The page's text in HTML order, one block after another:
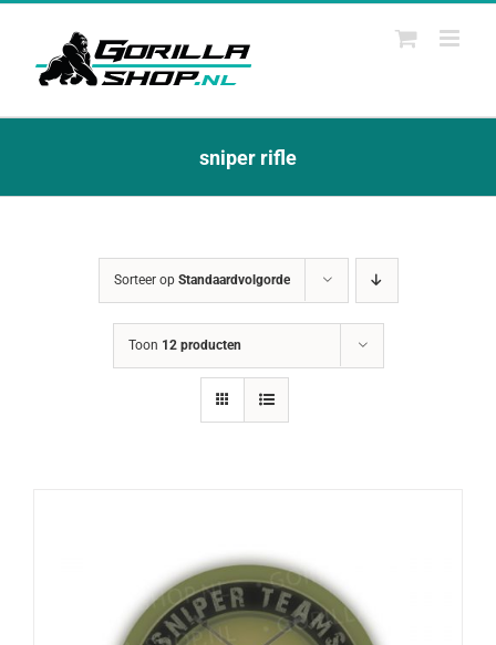
Ga
sniper rifle
Sorteer op Standaardvolgorde
Toon 12 producten